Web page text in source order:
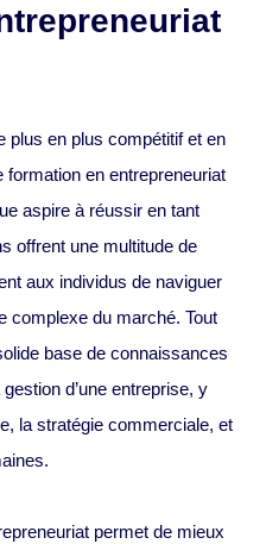
plus en plus compétitif et en
en entrepreneuriat
aspire à réussir en tant
offrent une multitude de
aux individus de naviguer
complexe du marché. Tout
base de connaissances
d’une entreprise, y
la stratégie commerciale, et
permet de mieux